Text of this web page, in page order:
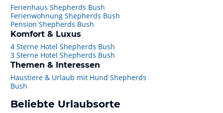
Ferienhaus Shepherds Bush
Ferienwohnung Shepherds Bush
Pension Shepherds Bush
Komfort & Luxus
4 Sterne Hotel Shepherds Bush
3 Sterne Hotel Shepherds Bush
Themen & Interessen
Haustiere & Urlaub mit Hund Shepherds
Bush
Beliebte Urlaubsorte